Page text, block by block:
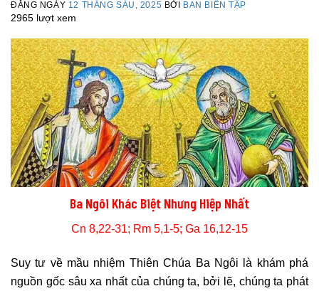
ĐĂNG NGÀY 12 THÁNG SÁU, 2025 BỞI BAN BIÊN TẬP
2965 lượt xem
Ba Ngôi Khác Biệt Nhưng Hiệp Nhất
Cn 8,22-31; Rm 5,1-5; Ga 16,12-15
Suy tư về mầu nhiệm Thiên Chúa Ba Ngôi là khám phá
nguồn gốc sâu xa nhất của chúng ta, bởi lẽ, chúng ta phát